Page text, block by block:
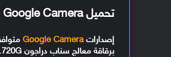
تحميل Google Camera لهاتف اوبو Reno 4 و Reno 4 Pro
إصداراتGoogle Camera